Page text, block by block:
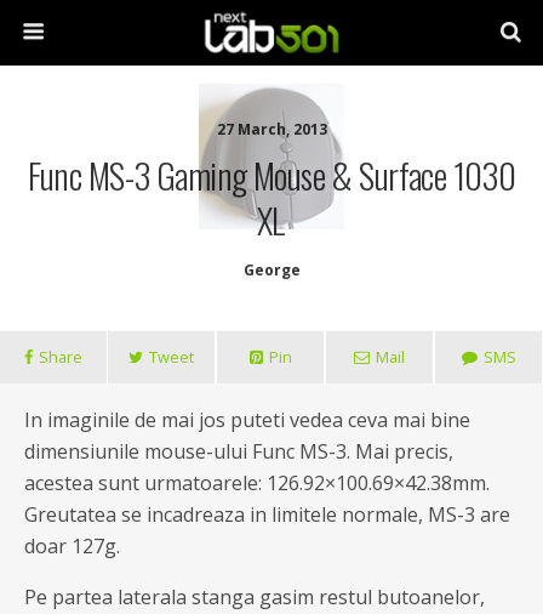
27 March, 2013
Func MS-3 Gaming Mouse & Surface 1030
XL
George
Share Tweet Pin Mail SMS
In imaginile de mai jos puteti vedea ceva mai bine
dimensiunile mouse-ului Func MS-3. Mai precis,
acestea sunt urmatoarele: 126.92×100.69×42.38mm.
Greutatea se incadreaza in limitele normale, MS-3 are
doar 127g.
Pe partea laterala stanga gasim restul butoanelor,